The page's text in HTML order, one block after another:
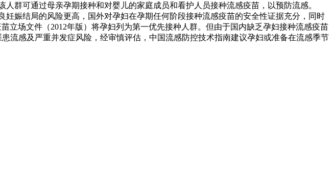
群可通过母亲孕期接种和对婴儿的家庭成员和看护人员接种流感疫苗，以预防流感。
娠结局的风险更高，国外对孕妇在孕期任何阶段接种流感疫苗的安全性证据充分，同时
场文件（2012年版）将孕妇列为第一优先接种人群。但由于国内缺乏孕妇接种流感疫苗
流感及严重并发症风险，经审慎评估，中国流感防控技术指南建议孕妇或准备在流感季节